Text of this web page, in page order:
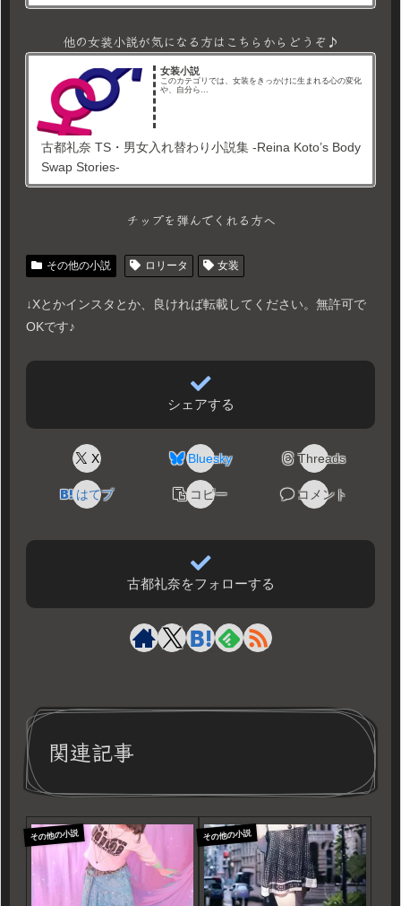
他の女装小説が気になる方はこちらからどうぞ♪
女装小説
このカテゴリでは、女装をきっかけに生まれる心の変化
や、自分ら...
古都礼奈 TS・男女入れ替わり小説集 -Reina Koto’s Body
Swap Stories-
チップを弾んでくれる方へ
その他の小説 ロリータ 女装
↓Xとかインスタとか、良ければ転載してください。無許可で
OKです♪
シェアする
X Bluesky Threads
はてブ コピー コメント
古都礼奈をフォローする
関連記事
その他の小説 その他の小説